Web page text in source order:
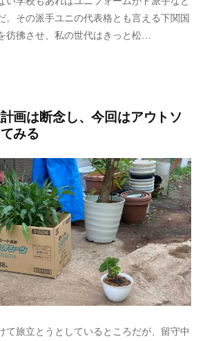
。その派手ユニの代表格とも言える下関国
彷彿させ、私の世代はきっと松…
画は断念し、今回はアウトソ
みる
て旅立とうとしているところだが、留守中